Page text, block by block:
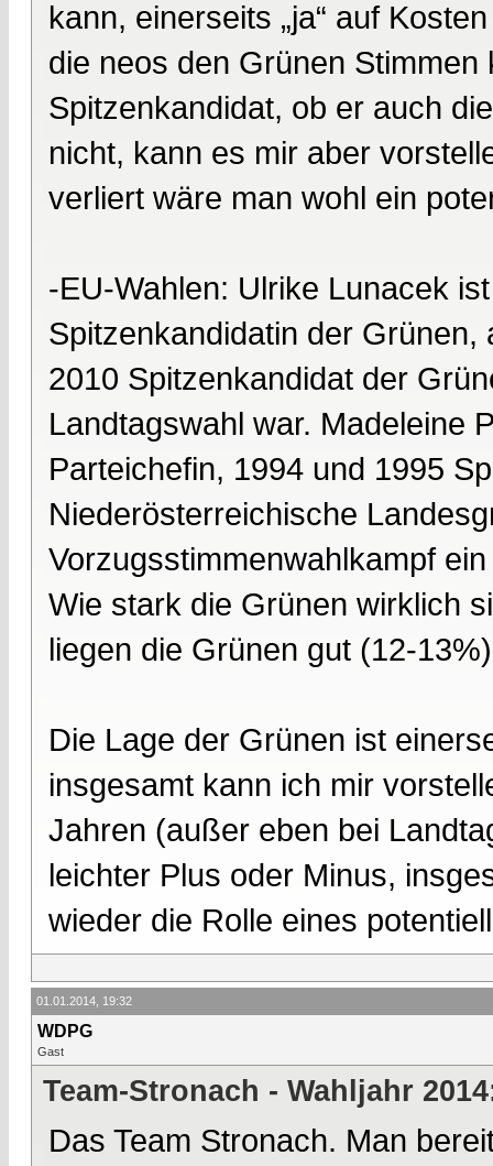
kann, einerseits „ja“ auf
die neos den Grünen
Spitzenkandidat, ob er auch
nicht, kann es mir aber
verliert wäre man wohl ein
-EU-Wahlen: Ulrike Lunacek
Spitzenkandidatin der
2010 Spitzenkandidat der
Landtagswahl war. Madeleine
Parteichefin, 1994 und 1995
Niederösterreichische
Vorzugsstimmenwahlkampf
Wie stark die Grünen wirklich
liegen die Grünen gut (12-
Die Lage der Grünen ist
insgesamt kann ich mir
Jahren (außer eben bei
leichter Plus oder Minus,
wieder die Rolle eines
01.01.2014, 19:32
WDPG
Gast
Team-Stronach - Wahljahr
Das Team Stronach. Man